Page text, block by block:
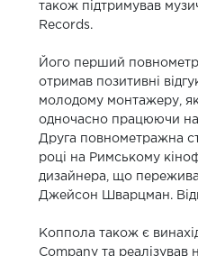
також підтримував
Records.
Його перший
отримав позитивні
молодому монтажеру,
одночасно працюючи
Друга повнометражна
році на Римському
дизайнера, що
Джейсон Шварцман.
Коппола також є
Company та реалізував